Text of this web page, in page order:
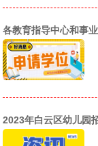
各教育指导中心和事
2023年白云区幼儿园